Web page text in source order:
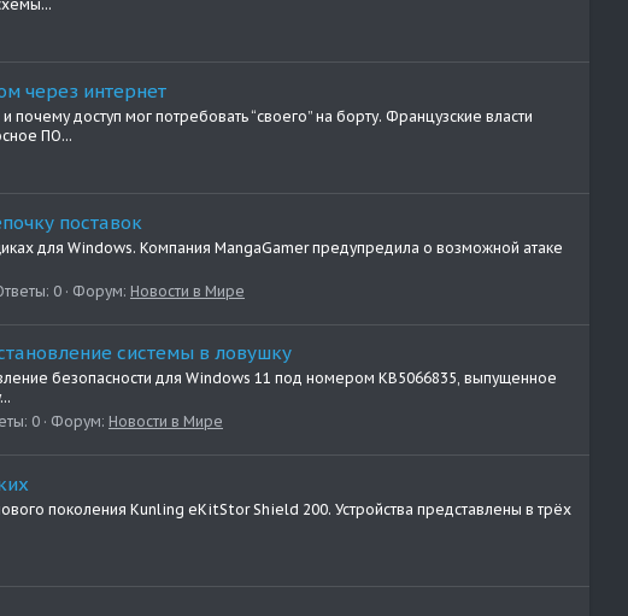
через интернет
доступ мог потребовать “своего” на борту. Французские власти
ПО...
поставок
для Windows. Компания MangaGamer предупредила о возможной атаке
0 Форум: Новости в Мире
системы в ловушку
безопасности для Windows 11 под номером KB5066835, выпущенное
0 Форум: Новости в Мире
поколения Kunling eKitStor Shield 200. Устройства представлены в трёх